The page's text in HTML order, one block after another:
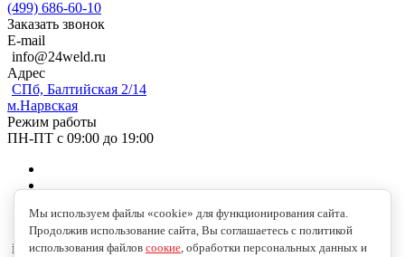
(499) 686-60-10
Заказать звонок
E-mail
info@24weld.ru
Адрес
СПб, Балтийская 2/14
м.Нарвская
Режим работы
ПН-ПТ с 09:00 до 19:00
info@24weld.ru
Мы используем файлы «cookie» для функционирования сайта.
Продолжив использование сайта, Вы соглашаетесь с политикой
использования файлов соокие, обработки персональных данных и